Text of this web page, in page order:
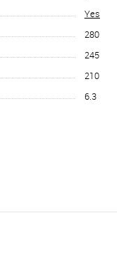
Yes
280
245
210
6.3